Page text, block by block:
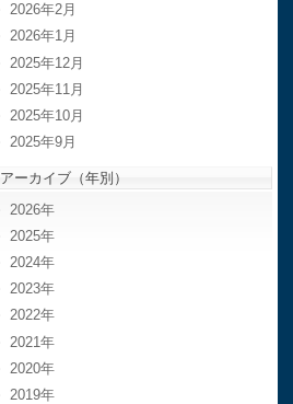
2026年2月
2026年1月
2025年12月
2025年11月
2025年10月
2025年9月
アーカイブ（年別）
2026
2025
2024
2023
2022
2021
2020
2019